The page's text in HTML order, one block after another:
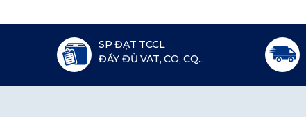
SP ĐẠT TCCL
ĐẦY ĐỦ VAT, CO, CQ...